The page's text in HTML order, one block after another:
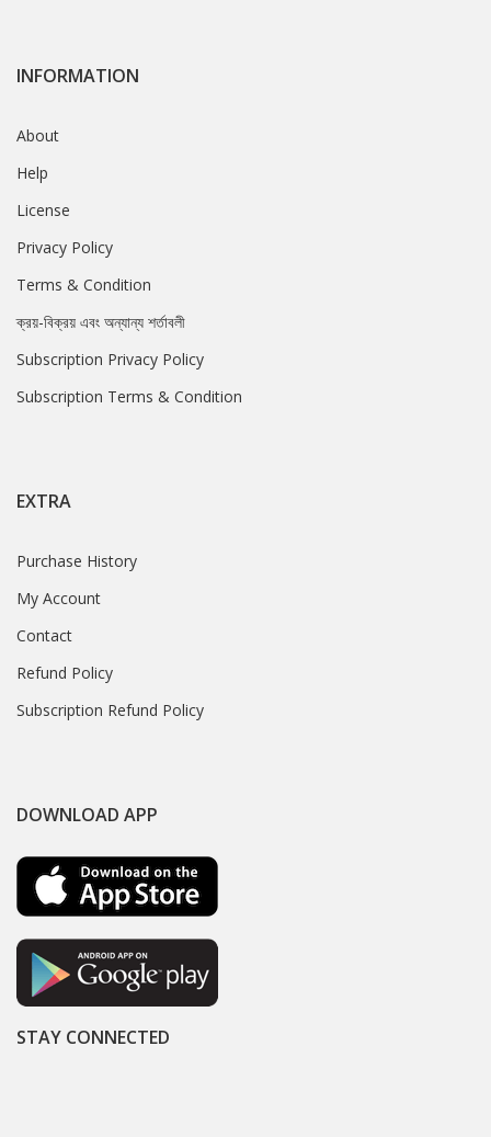
INFORMATION
About
Help
License
Privacy Policy
Terms & Condition
ক্রয়-বিক্রয় এবং অন্যান্য শর্তাবলী
Subscription Privacy Policy
Subscription Terms & Condition
EXTRA
Purchase History
My Account
Contact
Refund Policy
Subscription Refund Policy
DOWNLOAD APP
STAY CONNECTED